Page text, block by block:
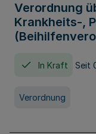
Verordnung
Krankheits-,
In Kraft Seit
Verordnung